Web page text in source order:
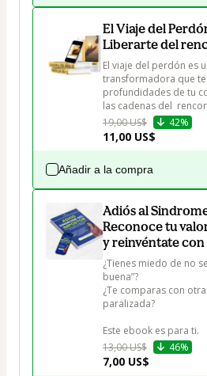
El Viaje del
Liberarte del
El viaje del perdón es
transformadora que
profundidades de tu
las cadenas del
19,00 US$
42%
11,00 US$
Añadir a la compra
Adiós al
Reconoce tu
y reinvéntate
¿Tienes miedo de no
buena”?
¿Te comparas con
paralizada?
Este ebook es para ti.
13,00 US$
46%
7,00 US$